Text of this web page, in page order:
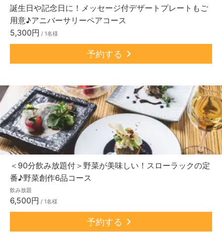
誕生日や記念日に！メッセージ付デザートプレートもご
用意♪アニバーサリーペアコース
5,300円 / 1名様
予約する
＜90分飲み放題付＞野菜が美味しい！スローラックの定
番♪野菜創作6品コース
飲み放題
6,500円 / 1名様
予約する